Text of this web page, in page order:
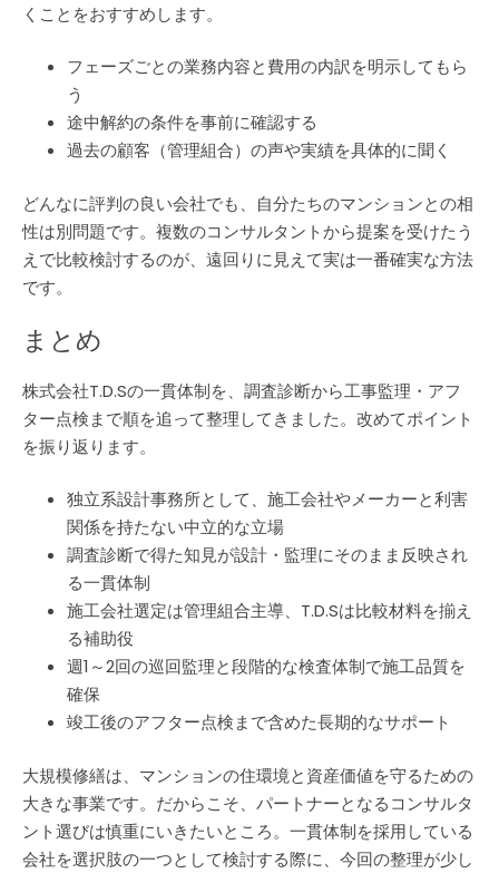
くことをおすすめします。
フェーズごとの業務内容と費用の内訳を明示してもら
う
途中解約の条件を事前に確認する
過去の顧客（管理組合）の声や実績を具体的に聞く
どんなに評判の良い会社でも、自分たちのマンションとの相
性は別問題です。複数のコンサルタントから提案を受けたう
えで比較検討するのが、遠回りに見えて実は一番確実な方法
です。
まとめ
株式会社T.D.Sの一貫体制を、調査診断から工事監理・アフ
ター点検まで順を追って整理してきました。改めてポイント
を振り返ります。
独立系設計事務所として、施工会社やメーカーと利害
関係を持たない中立的な立場
調査診断で得た知見が設計・監理にそのまま反映され
る一貫体制
施工会社選定は管理組合主導、T.D.Sは比較材料を揃え
る補助役
週1～2回の巡回監理と段階的な検査体制で施工品質を
確保
竣工後のアフター点検まで含めた長期的なサポート
大規模修繕は、マンションの住環境と資産価値を守るための
大きな事業です。だからこそ、パートナーとなるコンサルタ
ント選びは慎重にいきたいところ。一貫体制を採用している
会社を選択肢の一つとして検討する際に、今回の整理が少し